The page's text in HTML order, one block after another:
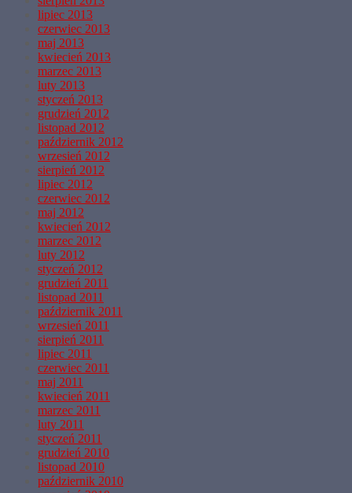
lipiec 2013
czerwiec 2013
maj 2013
kwiecień 2013
marzec 2013
luty 2013
styczeń 2013
grudzień 2012
listopad 2012
październik 2012
wrzesień 2012
sierpień 2012
lipiec 2012
czerwiec 2012
maj 2012
kwiecień 2012
marzec 2012
luty 2012
styczeń 2012
grudzień 2011
listopad 2011
październik 2011
wrzesień 2011
sierpień 2011
lipiec 2011
czerwiec 2011
maj 2011
kwiecień 2011
marzec 2011
luty 2011
styczeń 2011
grudzień 2010
listopad 2010
październik 2010